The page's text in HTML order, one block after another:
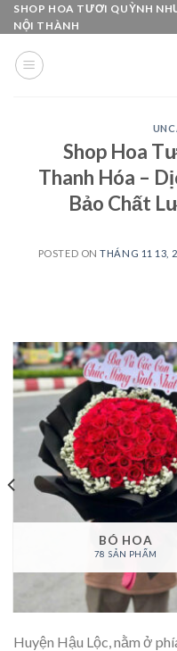
Skip
to
content
SHOP HOA TƯƠI QUỲNH
NỘI THÀNH
Shop Hoa
Thanh Hóa –
Bảo Chất
POSTED ONTHÁNG 11 13,
BÓ HOA
78 SẢN PHẨM
Huyện Hậu Lộc, nằm ở